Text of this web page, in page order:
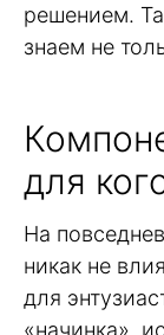
решением.
знаем не
для
На
никак не
для
«начинка»,